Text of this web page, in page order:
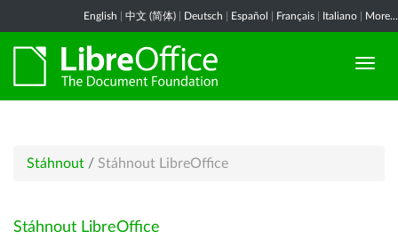
English 中文 (简体) Deutsch Español Français Italiano More...
Stáhnout / Stáhnout LibreOffice
Stáhnout LibreOffice